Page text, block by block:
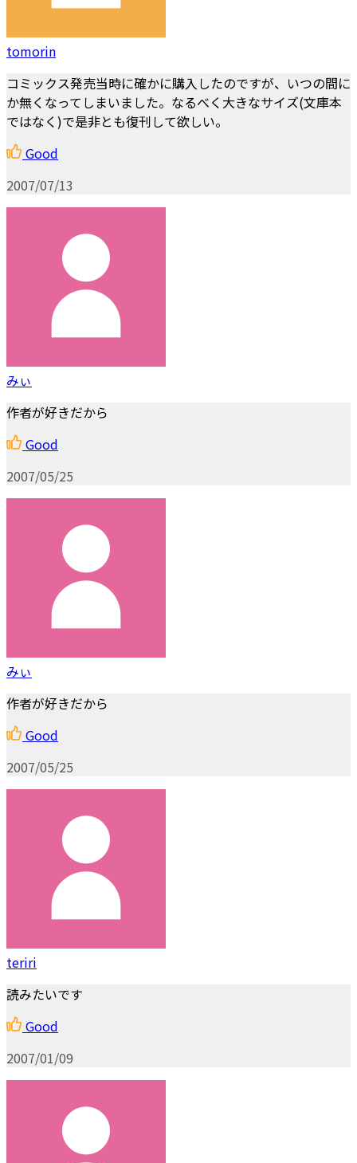
tomorin
コミックス発売当時に確かに購入したのですが、いつの間に
か無くなってしまいました。なるべく大きなサイズ(文庫本
ではなく)で是非とも復刊して欲しい。
Good
2007/07/13
みぃ
作者が好きだから
Good
2007/05/25
みぃ
作者が好きだから
Good
2007/05/25
teriri
読みたいです
Good
2007/01/09